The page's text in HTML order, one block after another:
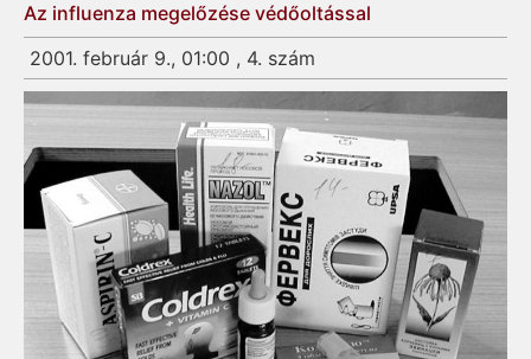
Az influenza megelőzése védőoltással
2001. február 9., 01:00 , 4. szám